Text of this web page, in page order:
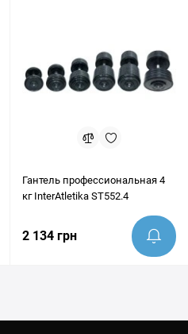
Гантель профессиональная 4
кг InterAtletika ST552.4
2 134 грн